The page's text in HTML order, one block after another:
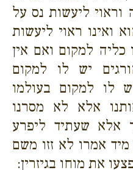
וראוי ליעשות נס על
ואינו ראוי ליעשות
כליה למקום ואם אין
יש לו למקום
לו למקום בעולמו
אלא לא מסרנו
אלא שעתיד ליפרע
אמרו לא זזו משם
את מוחו בגיזרין: